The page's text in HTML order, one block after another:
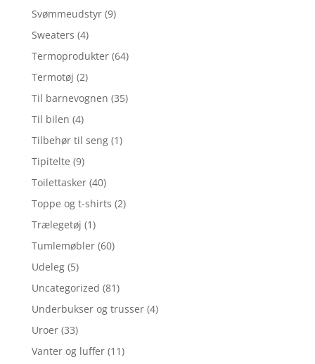
Svømmeudstyr (9)
Sweaters (4)
Termoprodukter (64)
Termotøj (2)
Til barnevognen (35)
Til bilen (4)
Tilbehør til seng (1)
Tipitelte (9)
Toilettasker (40)
Toppe og t-shirts (2)
Trælegetøj (1)
Tumlemøbler (60)
Udeleg (5)
Uncategorized (81)
Underbukser og trusser (4)
Uroer (33)
Vanter og luffer (11)